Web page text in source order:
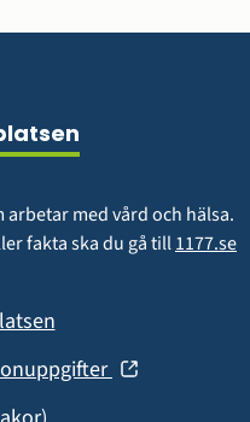
med vård och hälsa.
fakta ska du gå till 1177.se
(öppnas